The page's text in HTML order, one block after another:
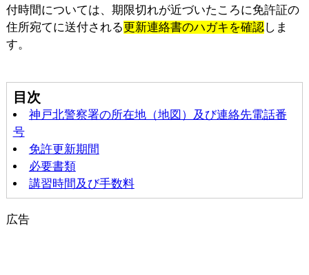
付時間については、期限切れが近づいたころに免許証の
住所宛てに送付される更新連絡書のハガキを確認しま
す。
目次
神戸北警察署の所在地（地図）及び連絡先電話番
号
免許更新期間
必要書類
講習時間及び手数料
広告